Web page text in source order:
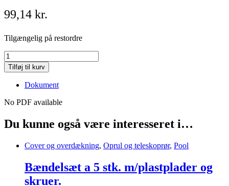
99,14 kr.
Tilgængelig på restordre
Formsyningstillæg
pr.
m2
Tillæg
quantity
Tilføj til kurv
Dokument
No PDF available
Du kunne også være interesseret i…
Cover og overdækning, Oprul og teleskoprør, Pool
Bændelsæt a 5 stk. m/plastplader og
skruer.